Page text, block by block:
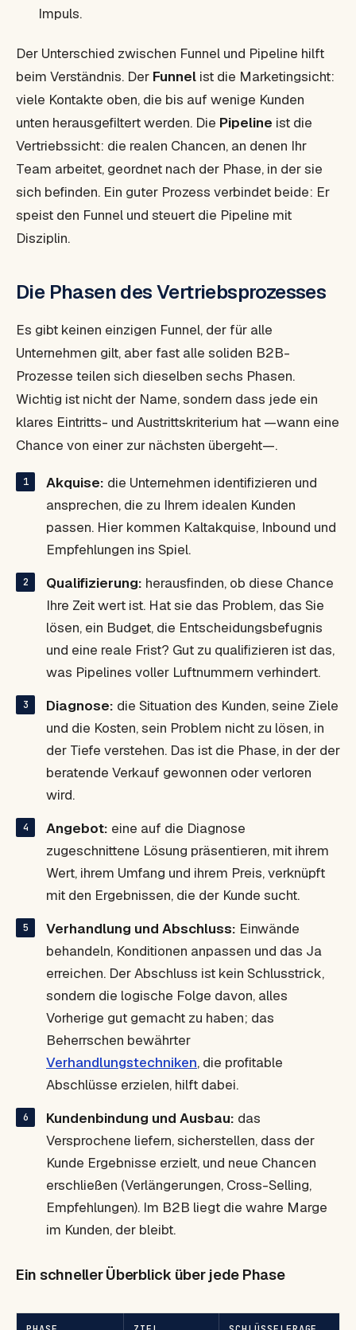
Impuls.
Der Unterschied zwischen Funnel und Pipeline hilft
beim Verständnis. Der Funnel ist die Marketingsicht:
viele Kontakte oben, die bis auf wenige Kunden
unten herausgefiltert werden. Die Pipeline ist die
Vertriebssicht: die realen Chancen, an denen Ihr
Team arbeitet, geordnet nach der Phase, in der sie
sich befinden. Ein guter Prozess verbindet beide: Er
speist den Funnel und steuert die Pipeline mit
Disziplin.
Die Phasen des Vertriebsprozesses
Es gibt keinen einzigen Funnel, der für alle
Unternehmen gilt, aber fast alle soliden B2B-
Prozesse teilen sich dieselben sechs Phasen.
Wichtig ist nicht der Name, sondern dass jede ein
klares Eintritts- und Austrittskriterium hat —wann eine
Chance von einer zur nächsten übergeht—.
Akquise: die Unternehmen identifizieren und
ansprechen, die zu Ihrem idealen Kunden
passen. Hier kommen Kaltakquise, Inbound und
Empfehlungen ins Spiel.
Qualifizierung: herausfinden, ob diese Chance
Ihre Zeit wert ist. Hat sie das Problem, das Sie
lösen, ein Budget, die Entscheidungsbefugnis
und eine reale Frist? Gut zu qualifizieren ist das,
was Pipelines voller Luftnummern verhindert.
Diagnose: die Situation des Kunden, seine Ziele
und die Kosten, sein Problem nicht zu lösen, in
der Tiefe verstehen. Das ist die Phase, in der der
beratende Verkauf gewonnen oder verloren
wird.
Angebot: eine auf die Diagnose
zugeschnittene Lösung präsentieren, mit ihrem
Wert, ihrem Umfang und ihrem Preis, verknüpft
mit den Ergebnissen, die der Kunde sucht.
Verhandlung und Abschluss: Einwände
behandeln, Konditionen anpassen und das Ja
erreichen. Der Abschluss ist kein Schlusstrick,
sondern die logische Folge davon, alles
Vorherige gut gemacht zu haben; das
Beherrschen bewährter
Verhandlungstechniken, die profitable
Abschlüsse erzielen, hilft dabei.
Kundenbindung und Ausbau: das
Versprochene liefern, sicherstellen, dass der
Kunde Ergebnisse erzielt, und neue Chancen
erschließen (Verlängerungen, Cross-Selling,
Empfehlungen). Im B2B liegt die wahre Marge
im Kunden, der bleibt.
Ein schneller Überblick über jede Phase